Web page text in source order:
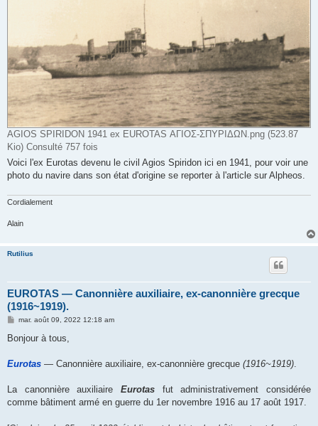
AGIOS SPIRIDON 1941 ex EUROTAS ΑΓΙΟΣ-ΣΠΥΡΙΔΩΝ.png (523.87
Kio) Consulté 757 fois
Voici l'ex Eurotas devenu le civil Agios Spiridon ici en 1941, pour voir une
photo du navire dans son état d'origine se reporter à l'article sur Alpheos.
Cordialement
Alain
Rutilius
EUROTAS ― Canonnière auxiliaire, ex-canonnière grecque
(1916~1919).
M
s
g
mar. août 09, 2022 12:18 am
Bonjour à tous,
Eurotas ― Canonnière auxiliaire, ex-canonnière grecque (1916~1919).
La canonnière auxiliaire Eurotas fut administrativement considérée
comme bâtiment armé en guerre du 1er novembre 1916 au 17 août 1917.